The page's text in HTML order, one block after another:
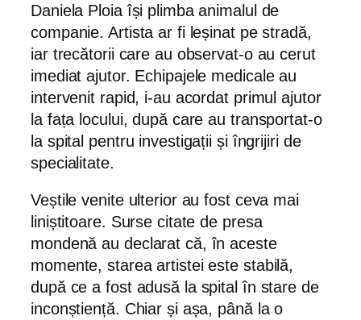
Daniela Ploia își plimba animalul de
companie. Artista ar fi leșinat pe stradă,
iar trecătorii care au observat-o au cerut
imediat ajutor. Echipajele medicale au
intervenit rapid, i-au acordat primul ajutor
la fața locului, după care au transportat-o
la spital pentru investigații și îngrijiri de
specialitate.
Veștile venite ulterior au fost ceva mai
liniștitoare. Surse citate de presa
mondenă au declarat că, în aceste
momente, starea artistei este stabilă,
după ce a fost adusă la spital în stare de
inconștiență. Chiar și așa, până la o